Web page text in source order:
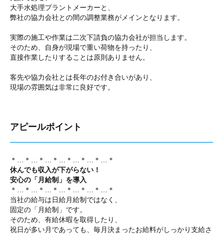
大手水処理プラントメーカーと、
弊社の協力会社との間の調整業務がメインとなります。
実際の施工や作業は二次下請負の協力会社が担当します。
そのため、自身が現場で重い荷物を持ったり、
直接作業したりすることは原則ありません。
客先や協力会社とは長年のお付き合いがあり、
現場の雰囲気は非常に良好です。
アピールポイント
＊…＊…＊…＊…＊…＊…＊…＊
休んでも収入が下がらない！
安心の「月給制」を導入
＊…＊…＊…＊…＊…＊…＊…＊
当社の給与は日給月給制ではなく、
固定の「月給制」です。
そのため、有給休暇を取得したり、
祝日が多い月であっても、毎月決まったお給料がしっかり支給さ